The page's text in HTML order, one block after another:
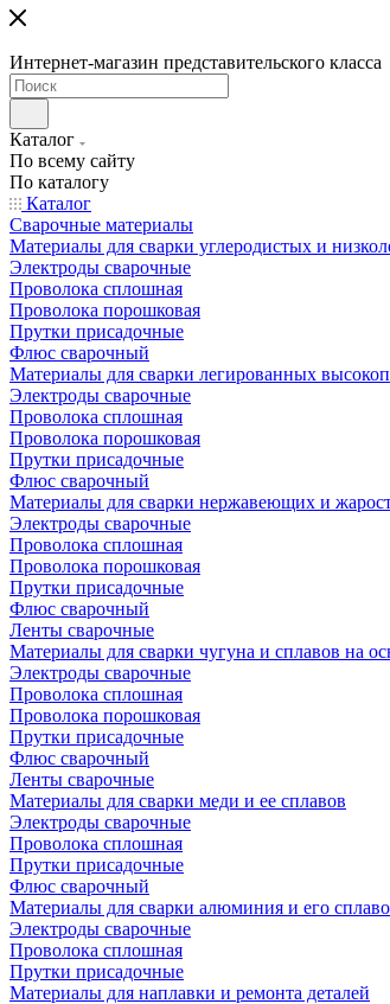
Интернет-магазин представительского класса
Каталог
По всему сайту
По каталогу
Каталог
Сварочные материалы
Материалы для сварки углеродистых и
Электроды сварочные
Проволока сплошная
Проволока порошковая
Прутки присадочные
Флюс сварочный
Материалы для сварки легированных
Электроды сварочные
Проволока сплошная
Проволока порошковая
Прутки присадочные
Флюс сварочный
Материалы для сварки нержавеющих и
Электроды сварочные
Проволока сплошная
Проволока порошковая
Прутки присадочные
Флюс сварочный
Ленты сварочные
Материалы для сварки чугуна и сплавов на
Электроды сварочные
Проволока сплошная
Проволока порошковая
Прутки присадочные
Флюс сварочный
Ленты сварочные
Материалы для сварки меди и ее сплавов
Электроды сварочные
Проволока сплошная
Прутки присадочные
Флюс сварочный
Материалы для сварки алюминия и его
Электроды сварочные
Проволока сплошная
Прутки присадочные
Материалы для наплавки и ремонта деталей